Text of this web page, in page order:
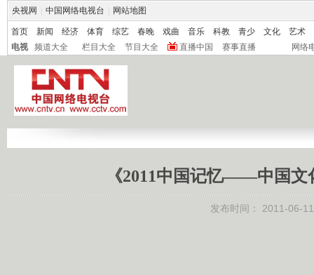
央视网 中国网络电视台 网站地图
首页 新闻 经济 体育 综艺 春晚 戏曲 音乐 科教 青少 文化
艺术
电视
频道大全 栏目大全 节目大全 直播中国 赛事直播 网络
《2011中国记忆——中国文
发布时间： 2011-06-